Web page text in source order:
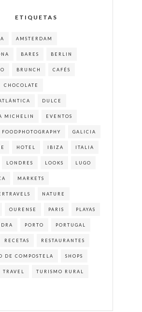
ETIQUETAS
AMSTERDAM
BARES BERLIN
BRUNCH CAFÉS
CHOCOLATE
DULCE
MICHELIN EVENTOS
FOODPHOTOGRAPHY GALICIA
HOTEL IBIZA ITALIA
LONDRES LOOKS LUGO
MARKETS
NATURE
OURENSE PARIS PLAYAS
PORTO PORTUGAL
RECETAS RESTAURANTES
DE COMPOSTELA SHOPS
TRAVEL TURISMO RURAL